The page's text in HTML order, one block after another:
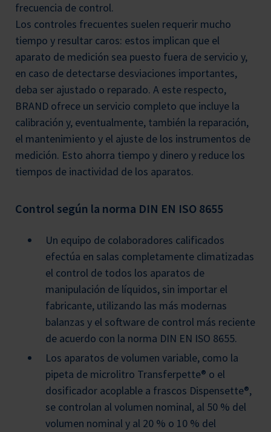
frecuencia de control.
Los controles frecuentes suelen requerir mucho
tiempo y resultar caros: estos implican que el
aparato de medición sea puesto fuera de servicio y,
en caso de detectarse desviaciones importantes,
deba ser ajustado o reparado. A este respecto,
BRAND ofrece un servicio completo que incluye la
calibración y, eventualmente, también la reparación,
el mantenimiento y el ajuste de los instrumentos de
medición. Esto ahorra tiempo y dinero y reduce los
tiempos de inactividad de los aparatos.
Control según la norma DIN EN ISO 8655
Un equipo de colaboradores calificados
efectúa en salas completamente climatizadas
el control de todos los aparatos de
manipulación de líquidos, sin importar el
fabricante, utilizando las más modernas
balanzas y el software de control más reciente
de acuerdo con la norma DIN EN ISO 8655.
Los aparatos de volumen variable, como la
pipeta de microlitro Transferpette® o el
dosificador acoplable a frascos Dispensette®,
se controlan al volumen nominal, al 50 % del
volumen nominal y al 20 % o 10 % del